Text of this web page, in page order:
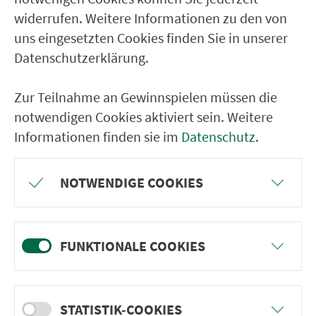
GPX / Garmin Tourdaten.gpx
Google Earth Tourdaten.kml
widerrufen. Weitere Informationen zu den von
uns eingesetzten Cookies finden Sie in unserer
Datenschutzerklärung.
Zur Teilnahme an Gewinnspielen müssen die
notwendigen Cookies aktiviert sein. Weitere
Informationen finden sie im Datenschutz.
NOTWENDIGE COOKIES
FUNKTIONALE COOKIES
STATISTIK-COOKIES